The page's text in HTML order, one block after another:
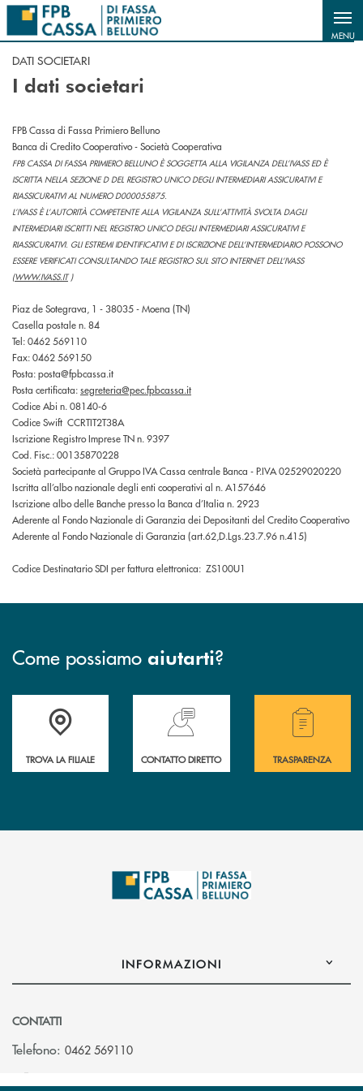
Salta al contenuto principale
MENU
DATI SOCIETARI
I dati societari
FPB Cassa di Fassa Primiero Belluno
Banca di Credito Cooperativo - Società Cooperativa
FPB CASSA DI FASSA PRIMIERO BELLUNO È SOGGETTA ALLA VIGILANZA DELL’IVASS ED È
ISCRITTA NELLA SEZIONE D DEL REGISTRO UNICO DEGLI INTERMEDIARI ASSICURATIVI E
RIASSICURATIVI AL NUMERO D000055875.
L’IVASS È L’AUTORITÀ COMPETENTE ALLA VIGILANZA SULL’ATTIVITÀ SVOLTA DAGLI
INTERMEDIARI ISCRITTI NEL REGISTRO UNICO DEGLI INTERMEDIARI ASSICURATIVI E
RIASSICURATIVI. GLI ESTREMI IDENTIFICATIVI E DI ISCRIZIONE DELL’INTERMEDIARIO POSSONO
ESSERE VERIFICATI CONSULTANDO TALE REGISTRO SUL SITO INTERNET DELL’IVASS
(WWW.IVASS.IT)
Piaz de Sotegrava, 1 - 38035 - Moena (TN)
Casella postale n. 84
Tel: 0462 569110
Fax: 0462 569150
Posta: posta@fpbcassa.it
Posta certificata:segreteria@pec.fpbcassa.it
Codice Abi n. 08140-6
Codice Swift CCRTIT2T38A
Iscrizione Registro Imprese TN n. 9397
Cod. Fisc.: 00135870228
Società partecipante al Gruppo IVA Cassa centrale Banca - P.IVA 02529020220
Iscritta all’albo nazionale degli enti cooperativi al n. A157646
Iscrizione albo delle Banche presso la Banca d’Italia n. 2923
Aderente al Fondo Nazionale di Garanzia dei Depositanti del Credito Cooperativo
Aderente al Fondo Nazionale di Garanzia (art.62,D.Lgs.23.7.96 n.415)
Codice Destinatario SDI per fattura elettronica: ZS100U1
Come possiamo aiutarti?
Accedi all' elenco completo delle filiali della Cassa Rurale.
TROVA LA FILIALE
Hai bisogno di assistenza immediata?
CONTATTO DIRETTO
Hai bisogno di
TRASPARENZA
INFORMAZIONI
CONTATTI
Telefono: 0462 569110